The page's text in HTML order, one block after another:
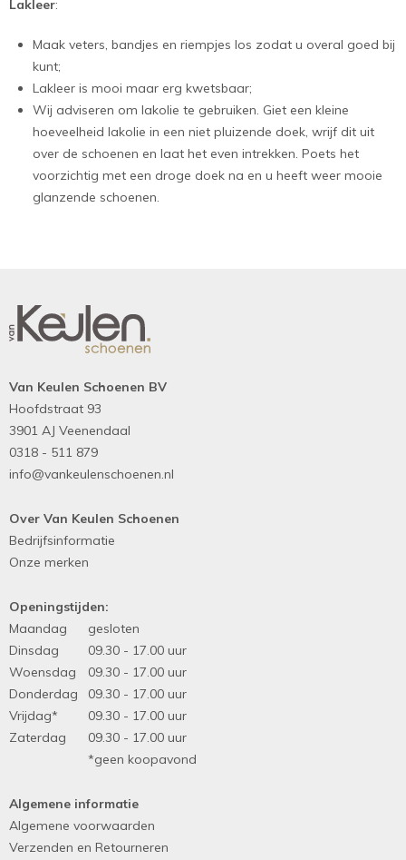
Lakleer:
Maak veters, bandjes en riempjes los zodat u overal goed bij
kunt;
Lakleer is mooi maar erg kwetsbaar;
Wij adviseren om lakolie te gebruiken. Giet een kleine
hoeveelheid lakolie in een niet pluizende doek, wrijf dit uit
over de schoenen en laat het even intrekken. Poets het
voorzichtig met een droge doek na en u heeft weer mooie
glanzende schoenen.
Algemene informatie
Algemene voorwaarden
Verzenden en Retourneren
Van Keulen Schoenen BV
Hoofdstraat 93
3901 AJ Veenendaal
0318 - 511 879
info@vankeulenschoenen.nl
Over Van Keulen Schoenen
Bedrijfsinformatie
Onze merken
Openingstijden:
Maandag
gesloten
Dinsdag
09.30 - 17.00 uur
Woensdag
09.30 - 17.00 uur
Donderdag
09.30 - 17.00 uur
Vrijdag*
09.30 - 17.00 uur
Zaterdag
09.30 - 17.00 uur
*geen koopavond